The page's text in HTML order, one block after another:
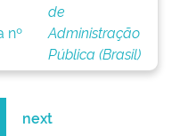
nº
de
Administração
Pública (Brasil)
next